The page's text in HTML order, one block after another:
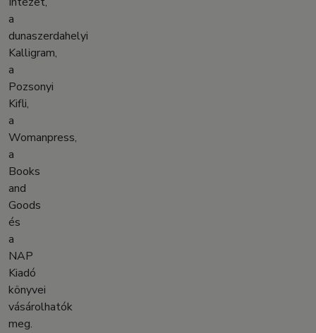
a
dunaszerdahelyi
Kalligram,
a
Pozsonyi
Kifli,
a
Womanpress,
a
Books
and
Goods
és
a
NAP
Kiadó
könyvei
vásárolhatók
meg.